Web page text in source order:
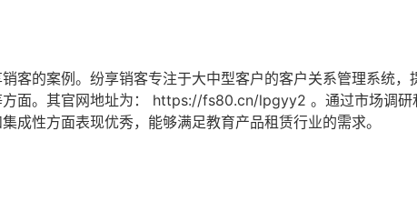
客的案例。纷享销客专注于大中型客户的客户关系管理系统，
面。其官网地址为：
https://fs80.cn/lpgyy2 。通过市场调研
成性方面表现优秀，能够满足教育产品租赁行业的需求。